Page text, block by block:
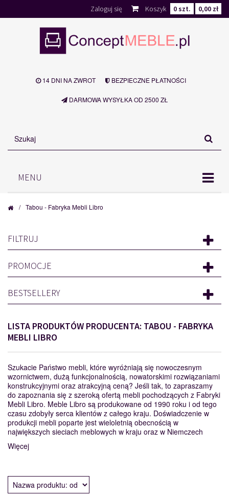
Koszyk 0szt. 0,00 zł
Zaloguj się
14 DNI NA ZWROT BEZPIECZNE PŁATNOŚCI
DARMOWA WYSYŁKA OD 2500 ZŁ
MENU
/ Tabou - Fabryka Mebli Libro
FILTRUJ
PROMOCJE
BESTSELLERY
LISTA PRODUKTÓW PRODUCENTA: TABOU - FABRYKA
MEBLI LIBRO
Szukacie Państwo mebli, które wyróżniają się nowoczesnym
wzornictwem, dużą funkcjonalnością, nowatorskimi rozwiązaniami
konstrukcyjnymi oraz atrakcyjną ceną? Jeśli tak, to zapraszamy
do zapoznania się z szeroką ofertą mebli pochodzących z Fabryki
Mebli Libro. Meble Libro są produkowane od 1990 roku i od tego
czasu zdobyły serca klientów z całego kraju. Doświadczenie w
produkcji mebli poparte jest wieloletnią obecnością w
największych sieciach meblowych w kraju oraz w Niemczech
Więcej